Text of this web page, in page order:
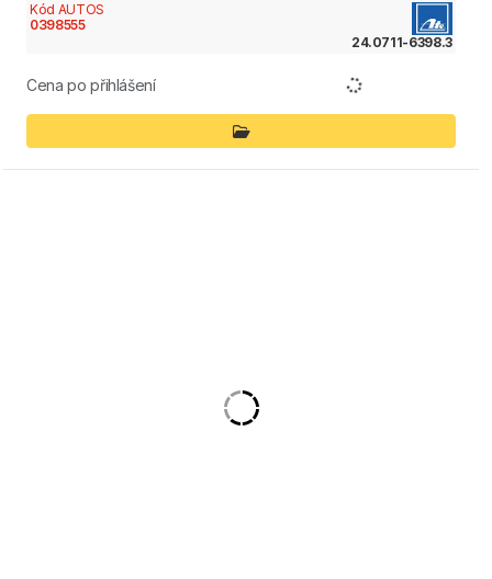
Kód AUTOS
0398555
24.0711-6398.3
Cena po přihlášení